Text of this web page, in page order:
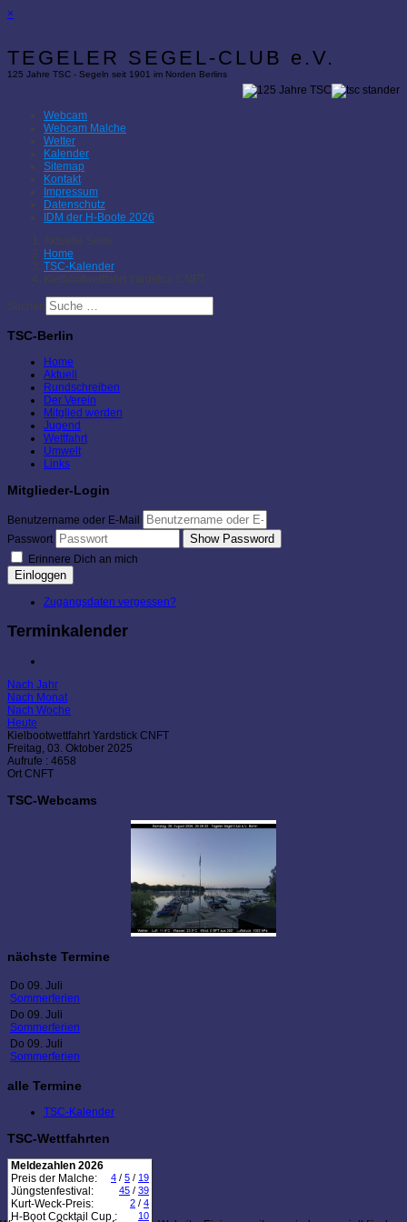
×
TEGELER SEGEL-CLUB e.V.
125 Jahre TSC - Segeln seit 1901 im Norden Berlins
Webcam
Webcam Malche
Wetter
Kalender
Sitemap
Kontakt
Impressum
Datenschutz
IDM der H-Boote 2026
Aktuelle Seite:
Home
TSC-Kalender
Kielbootwettfahrt Yardstick CNFT
Suchen
TSC-Berlin
Home
Aktuell
Rundschreiben
Der Verein
Mitglied werden
Jugend
Wettfahrt
Umwelt
Links
Mitglieder-Login
Benutzername oder E-Mail
Passwort
Show Password
Erinnere Dich an mich
Einloggen
Zugangsdaten vergessen?
Terminkalender
Nach Jahr
Nach Monat
Nach Woche
Heute
Kielbootwettfahrt Yardstick CNFT
Freitag, 03. Oktober 2025
Aufrufe : 4658
Ort CNFT
TSC-Webcams
nächste Termine
Do 09. Juli
Sommerferien
Do 09. Juli
Sommerferien
Do 09. Juli
Sommerferien
alle Termine
TSC-Kalender
TSC-Wettfahrten
Meldezahlen 2026
Preis der Malche:
4 / 5 / 19
Jüngstenfestival: 45 / 39
Kurt-Weck-Preis: 2 / 4
H-Boot Cocktail Cup : 10